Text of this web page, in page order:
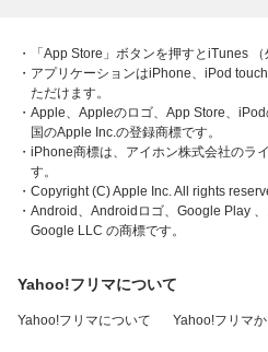
・「App Store」ボタンを押すとiTunes （
・アプリケーションはiPhone、iPod
ただけます。
・Apple、Appleのロゴ、App Store、
国のApple Inc.の登録商標です。
・iPhone商標は、アイホン株式会社のラ
す。
・Copyright (C) Apple Inc. All rights
・Android、Androidロゴ、Google Play
Google LLC の商標です。
Yahoo!フリマについて
Yahoo!フリマについて Yahoo!フリマ